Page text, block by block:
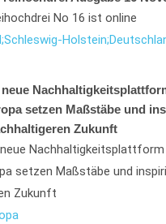
No 16 ist online
Schleswig-Holstein;
setzen Maßstäbe und
Zukunft
Nachhaltigkeitsplattform
setzen Maßstäbe und
Zukunft